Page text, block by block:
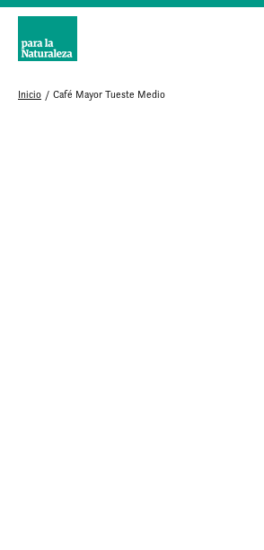
Inicio / Café Mayor Tueste Medio